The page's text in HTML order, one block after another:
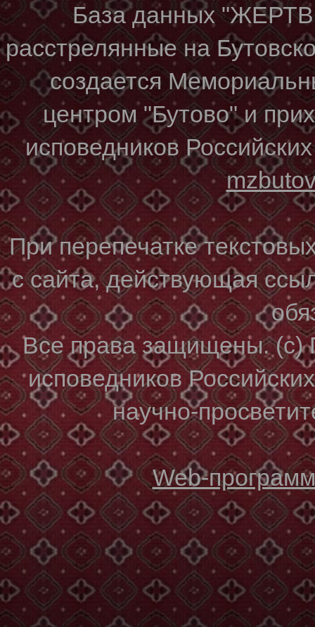
База данных
расстрелянные на
создается
центром "Бутово" и
исповедников
При перепечатке
с сайта, действующая
Все права защищены. (с)
исповедников
научно-
Web-